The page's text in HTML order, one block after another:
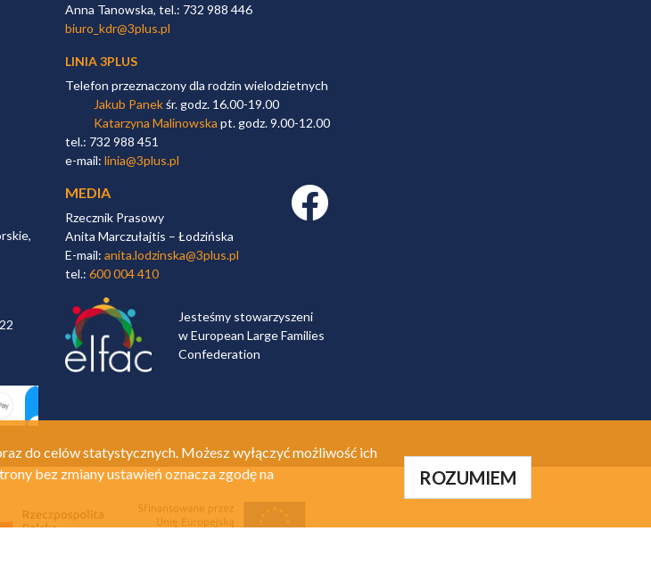
Anna Tanowska, tel.: 732 988 446
biuro_kdr@3plus.pl
LINIA 3PLUS
Telefon przeznaczony dla rodzin wielodzietnych
Jakub Panekśr. godz. 16.00-19.00
Katarzyna Malinowska pt. godz. 9.00-12.00
tel.: 732 988 451
e-mail: linia@3plus.pl
MEDIA
Rzecznik Prasowy
Anita Marczułajtis – Łodzińska
E-mail: anita.lodzinska@3plus.pl
tel.: 600 004 410
Facebook link
Jesteśmy stowarzyszeni
w European Large Families
Confederation
do celów statystycznych. Możesz wyłączyć możliwość ich
bez zmiany ustawień oznacza zgodę na
ROZUMIEM